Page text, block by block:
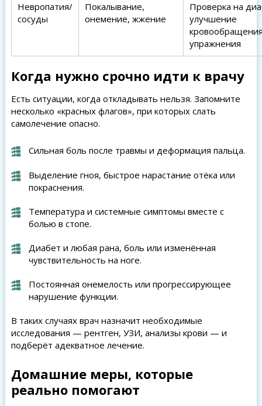
Невропатия/
сосуды
Покалывание,
онемение, жжение
Проверка на
улучшение
упражнения
Когда нужно срочно идти к врачу
Есть ситуации, когда откладывать нельзя. Запомните
несколько «красных флагов», при которых слать
самолечение опасно.
Сильная боль после травмы и деформация пальца.
Выделение гноя, быстрое нарастание отёка или
покраснения.
Температура и системные симптомы вместе с
болью в стопе.
Диабет и любая рана, боль или изменённая
чувствительность на ноге.
Постоянная онемелость или прогрессирующее
нарушение функции.
В таких случаях врач назначит необходимые
исследования — рентген, УЗИ, анализы крови — и
подберёт адекватное лечение.
Домашние меры, которые
реально помогают